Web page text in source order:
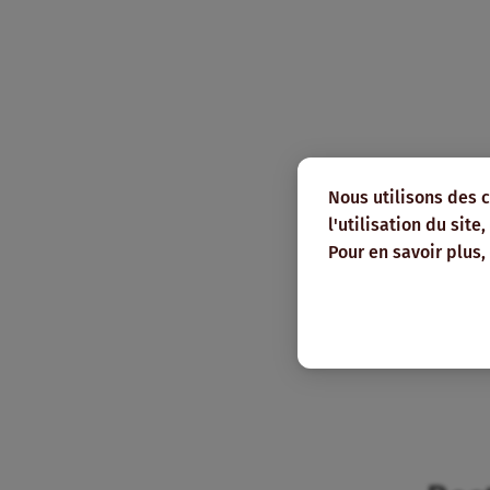
Nous utilisons des
l'utilisation du site,
Pour en savoir